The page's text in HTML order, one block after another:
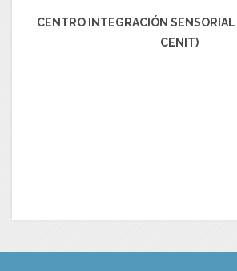
CENTRO INTEGRACIÓN
CENIT)